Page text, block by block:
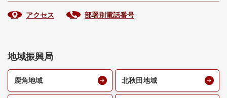
アクセス 部署別電話番号
地域振興局
鹿角地域 北秋田地域